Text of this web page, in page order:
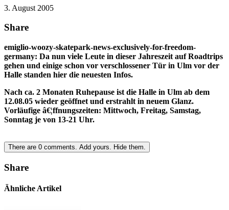
3. August 2005
Share
emiglio-woozy-skatepark-news-exclusively-for-freedom-
germany: Da nun viele Leute in dieser Jahreszeit auf Roadtrips
gehen und einige schon vor verschlossener Tür in Ulm vor der
Halle standen hier die neuesten Infos.
Nach ca. 2 Monaten Ruhepause ist die Halle in Ulm ab dem
12.08.05 wieder geöffnet und erstrahlt in neuem Glanz.
Vorläufige â€¦ffnungszeiten: Mittwoch, Freitag, Samstag,
Sonntag je von 13-21 Uhr.
There are 0 comments. Add yours. Hide them.
Share
Ähnliche Artikel